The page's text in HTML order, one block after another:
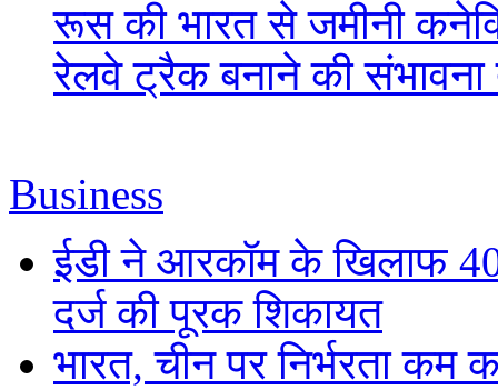
रूस की भारत से जमीनी
रेलवे ट्रैक बनाने की
Business
ईडी ने आरकॉम के खिलाफ
दर्ज की पूरक शिकायत
भारत, चीन पर निर्भरता कम